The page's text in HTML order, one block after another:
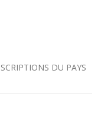
DU PAYS